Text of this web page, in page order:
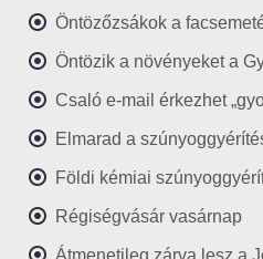
Öntözőzsákok a
Öntözik a növényeket a
Csaló e-mail érkezhet
Elmarad a
Földi kémiai
Régiségvásár vasárnap